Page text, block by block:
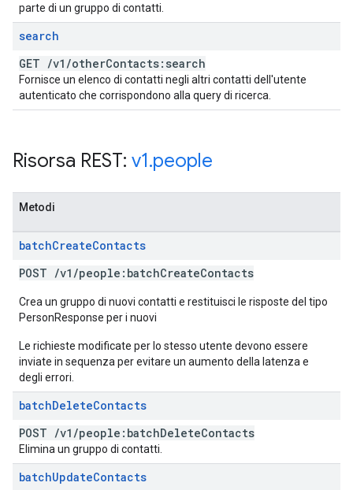
parte di un gruppo di contatti.
search
GET /v1 /otherContacts:search
Fornisce un elenco di contatti negli altri contatti dell'utente
autenticato che corrispondono alla query di ricerca.
Risorsa REST: v1.people
Metodi
batchCreateContacts
POST /v1 /people:batchCreateContacts
Crea un gruppo di nuovi contatti e restituisci le risposte del tipo
PersonResponse per i nuovi
Le richieste modificate per lo stesso utente devono essere
inviate in sequenza per evitare un aumento della latenza e
degli errori.
batchDeleteContacts
POST /v1 /people:batchDeleteContacts
Elimina un gruppo di contatti.
batchUpdateContacts